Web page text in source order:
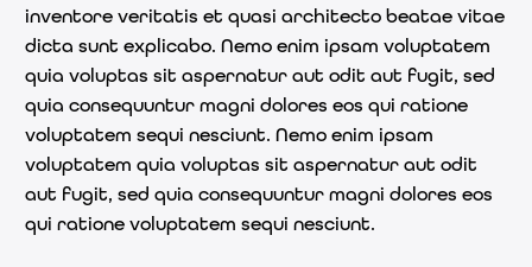
inventore veritatis et quasi architecto beatae vitae
dicta sunt explicabo. Nemo enim ipsam voluptatem
quia voluptas sit aspernatur aut odit aut fugit, sed
quia consequuntur magni dolores eos qui ratione
voluptatem sequi nesciunt. Nemo enim ipsam
voluptatem quia voluptas sit aspernatur aut odit
aut fugit, sed quia consequuntur magni dolores eos
qui ratione voluptatem sequi nesciunt.